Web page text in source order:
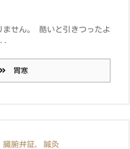
ません。 酷いと引きつったよ
胃寒
臓腑弁証, 鍼灸